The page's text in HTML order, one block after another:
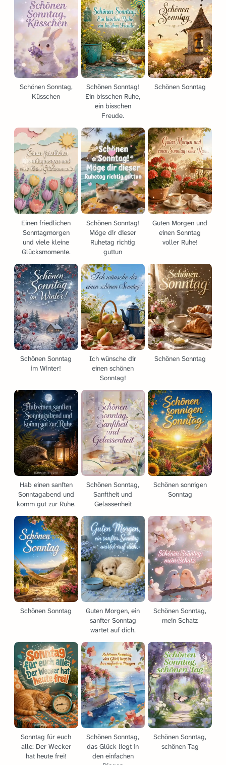
Schönen Sonntag,
Küsschen
Schönen Sonntag!
Ein bisschen Ruhe,
ein bisschen
Freude.
Schönen Sonntag
Einen friedlichen
Sonntagmorgen
und viele kleine
Glücksmomente.
Schönen Sonntag!
Möge dir dieser
Ruhetag richtig
guttun
Guten Morgen und
einen Sonntag
voller Ruhe!
Schönen Sonntag
im Winter!
Ich wünsche dir
einen schönen
Sonntag!
Schönen Sonntag
Hab einen sanften
Sonntagabend und
komm gut zur Ruhe.
Schönen Sonntag,
Sanftheit und
Gelassenheit
Schönen sonnigen
Sonntag
Schönen Sonntag
Guten Morgen, ein
sanfter Sonntag
wartet auf dich.
Schönen Sonntag,
mein Schatz
Sonntag für euch
alle: Der Wecker
hat heute frei!
Schönen Sonntag,
das Glück liegt in
den einfachen
Schönen Sonntag,
schönen Tag